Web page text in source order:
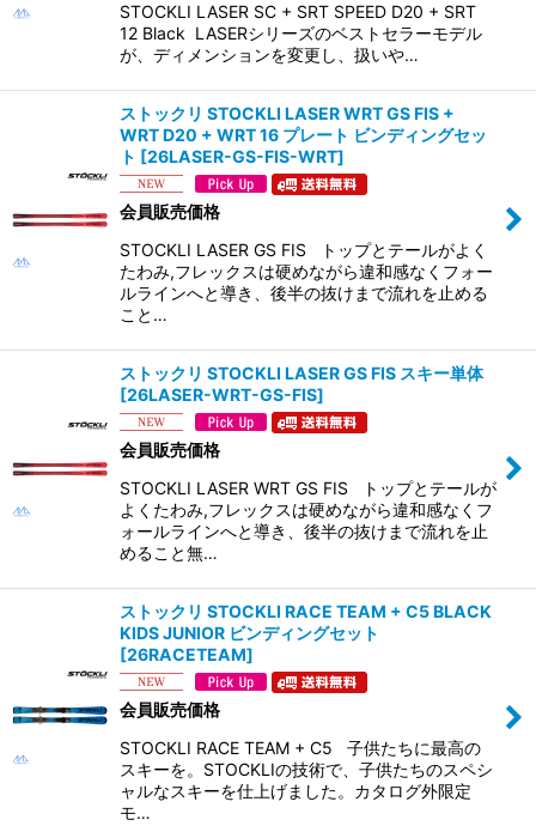
STOCKLI LASER SC + SRT SPEED D20 + SRT
12 Black LASERシリーズのベストセラーモデル
が、ディメンションを変更し、扱いや…
ストックリ STOCKLI LASER WRT GS FIS +
WRT D20 + WRT 16 プレート ビンディングセッ
ト [26LASER-GS-FIS-WRT]
会員販売価格
STOCKLI LASER GS FIS トップとテールがよく
たわみ,フレックスは硬めながら違和感なくフォー
ルラインへと導き、後半の抜けまで流れを止める
こと…
ストックリ STOCKLI LASER GS FIS スキー単体
[26LASER-WRT-GS-FIS]
会員販売価格
STOCKLI LASER WRT GS FIS トップとテールが
よくたわみ,フレックスは硬めながら違和感なくフ
ォールラインへと導き、後半の抜けまで流れを止
めること無…
ストックリ STOCKLI RACE TEAM + C5 BLACK
KIDS JUNIOR ビンディングセット
[26RACETEAM]
会員販売価格
STOCKLI RACE TEAM + C5 子供たちに最高の
スキーを。STOCKLIの技術で、子供たちのスペシ
ャルなスキーを仕上げました。カタログ外限定
モ…